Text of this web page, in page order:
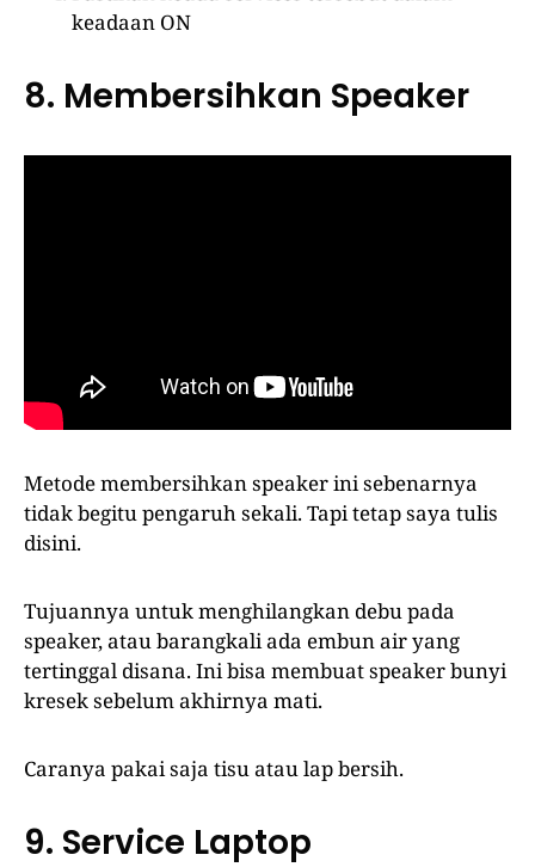
keadaan ON
8. Membersihkan Speaker
Metode membersihkan speaker ini sebenarnya
tidak begitu pengaruh sekali. Tapi tetap saya tulis
disini.
Tujuannya untuk menghilangkan debu pada
speaker, atau barangkali ada embun air yang
tertinggal disana. Ini bisa membuat speaker bunyi
kresek sebelum akhirnya mati.
Caranya pakai saja tisu atau lap bersih.
9. Service Laptop